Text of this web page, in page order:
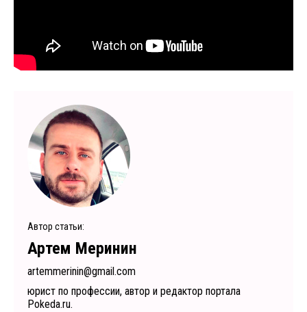
Автор статьи:
Артем Меринин
artemmerinin@gmail.com
юрист по профессии, автор и редактор портала
Pokeda.ru.